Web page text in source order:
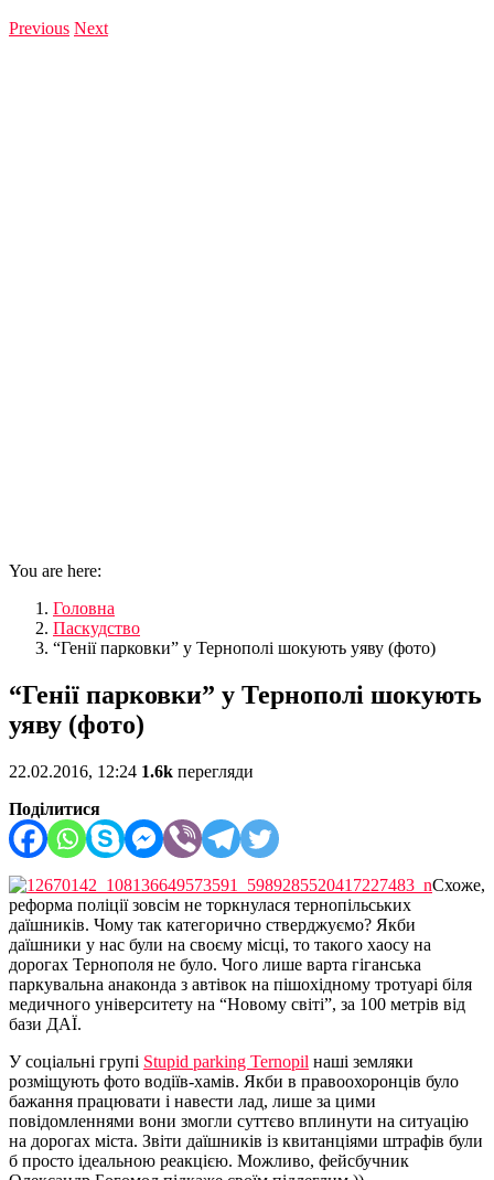
Previous Next
You are here:
Головна
Паскудство
“Генії парковки” у Тернополі шокують уяву (фото)
“Генії парковки” у Тернополі шокують
уяву (фото)
22.02.2016, 12:24 1.6k перегляди
Поділитися
Схоже,
реформа поліції зовсім не торкнулася тернопільських
даїшників. Чому так категорично стверджуємо? Якби
даїшники у нас були на своєму місці, то такого хаосу на
дорогах Тернополя не було. Чого лише варта гіганська
паркувальна анаконда з автівок на пішохідному тротуарі біля
медичного університету на “Новому світі”, за 100 метрів від
бази ДАЇ.
У соціальні групі Stupid parking Ternopil наші земляки
розміщують фото водіїв-хамів. Якби в правоохоронців було
бажання працювати і навести лад, лише за цими
повідомленнями вони змогли суттєво вплинути на ситуацію
на дорогах міста. Звіти даїшників із квитанціями штрафів були
б просто ідеальною реакцією. Можливо, фейсбучник